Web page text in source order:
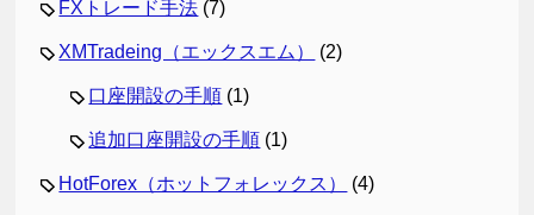
FXトレード手法 (7)
XMTradeing（エックスエム） (2)
口座開設の手順 (1)
追加口座開設の手順 (1)
HotForex（ホットフォレックス） (4)